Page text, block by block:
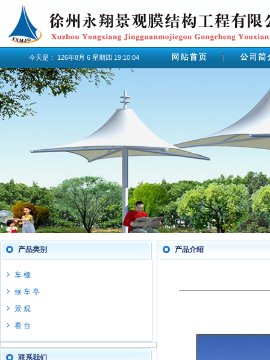
今天是： 126年8月 6 星期四 19:10:05
产品类别
车 棚
候 车 亭
景 观
看 台
联系我们
产